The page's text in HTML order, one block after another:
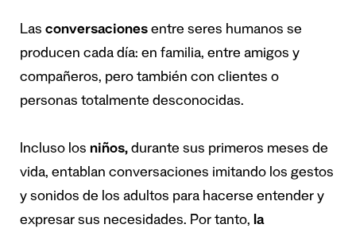
Las conversaciones entre seres humanos se
producen cada día: en familia, entre amigos y
compañeros, pero también con clientes o
personas totalmente desconocidas.
Incluso los niños, durante sus primeros meses de
vida, entablan conversaciones imitando los gestos
y sonidos de los adultos para hacerse entender y
expresar sus necesidades. Por tanto, la